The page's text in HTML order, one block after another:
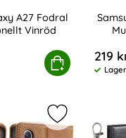
A27 Fodral
Vinröd
Köp
A27 Fodral 219
Markera